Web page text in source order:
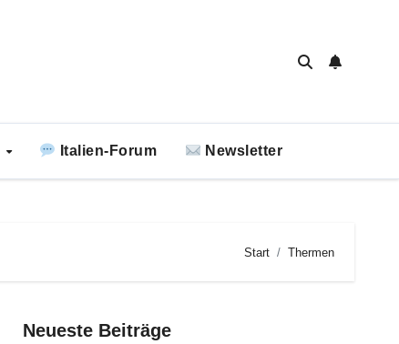
Italien-Forum Newsletter
Start Thermen
Neueste Beiträge